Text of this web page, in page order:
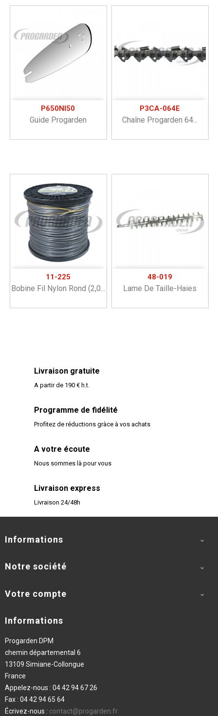
P650NI50
Guide Progarden
P3CA-064E
Chaîne Progarden 64...
11-225
Bobine Fil Nylon Rond (2,0...
48-019
Lame De Taille-Haies
Livraison gratuite
A partir de 190 € h.t.
Programme de fidélité
Profitez de réductions gràce à vos achats
A votre écoute
Nous sommes là pour vous
Livraison express
Livraison 24/48h
Informations 
Notre société 
Votre compte 
Informations
Progarden DPM
chemin départemental 6
13109 Simiane-Collongue
France
Appelez-nous : 04 42 94 67 26
Fax : 04 42 94 65 64
Écrivez-nous : contact@progarden.fr